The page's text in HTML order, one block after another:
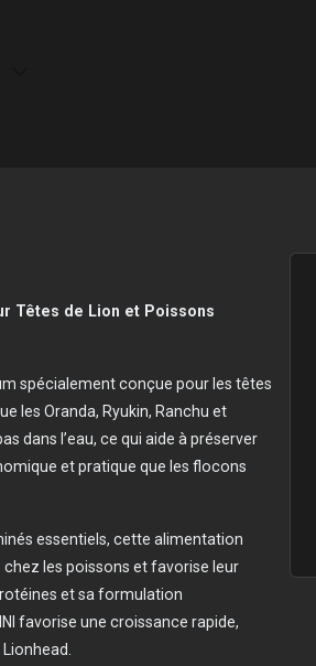
Têtes de Lion et Poissons
spécialement conçue pour les têtes
les Oranda, Ryukin, Ranchu et
dans l’eau, ce qui aide à préserver
et pratique que les flocons
essentiels, cette alimentation
les poissons et favorise leur
et sa formulation
favorise une croissance rapide,